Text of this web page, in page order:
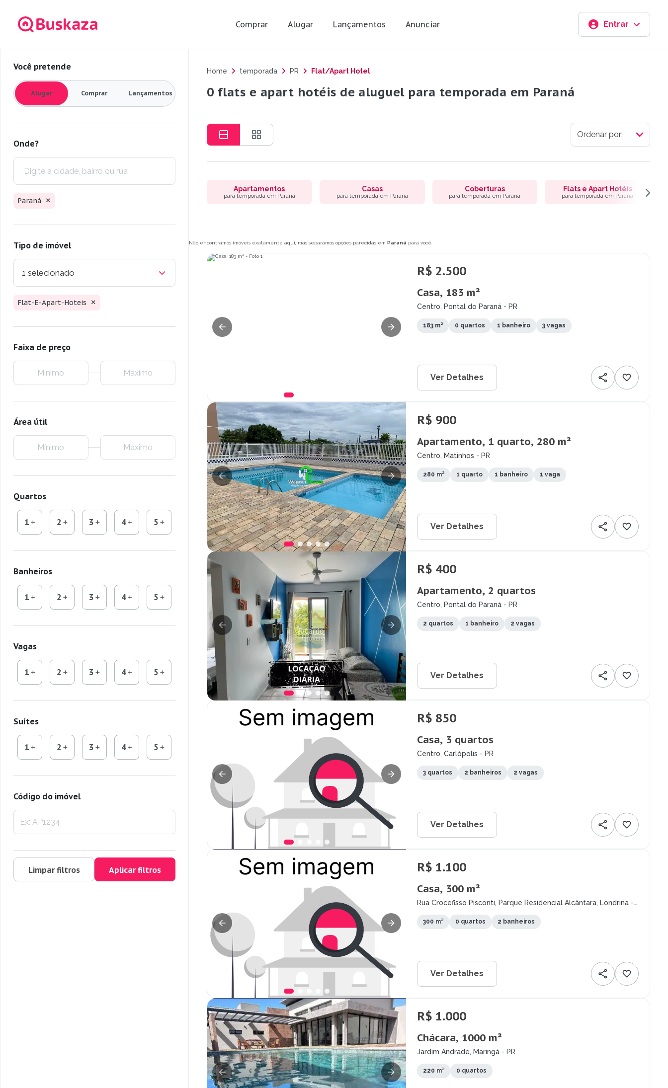
Comprar Alugar Lançamentos Anunciar Entrar
Você pretende
Alugar Comprar Lançamentos
Onde?
Paraná
Tipo de imóvel
1 selecionado
Flat-E-Apart-Hoteis
Faixa de preço
Área útil
Quartos
1 2 3 4 5
Banheiros
1 2 3 4 5
Vagas
1 2 3 4 5
Suítes
1 2 3 4 5
Código do imóvel
Limpar filtros Aplicar filtros
Home temporada PR Flat/Apart Hotel
0 flats e apart hotéis de aluguel para temporada em Paraná
Apartamentos
para temporada em Paraná
Casas
para temporada em Paraná
Coberturas
para temporada em Paraná
Flats e Apart Hotéis
para temporada em Paraná
Não encontramos imóveis exatamente aqui, mas separamos opções parecidas em Paraná para você.
R$ 2.500
Casa, 183 m²
Centro, Pontal do Paraná - PR
183 m² 0 quartos 1 banheiro 3 vagas
Ver Detalhes
R$ 900
Apartamento, 1 quarto, 280 m²
Centro, Matinhos - PR
280 m² 1 quarto 1 banheiro 1 vaga
Ver Detalhes
R$ 400
Apartamento, 2 quartos
Centro, Pontal do Paraná - PR
2 quartos 1 banheiro 2 vagas
Ver Detalhes
R$ 850
Casa, 3 quartos
Centro, Carlópolis - PR
3 quartos 2 banheiros 2 vagas
Ver Detalhes
R$ 1.100
Casa, 300 m²
Rua Crocefisso Pisconti, Parque Residencial Alcântara, Londrina -
300 m² 0 quartos 2 banheiros
Ver Detalhes
R$ 1.000
Chácara, 1000 m²
Jardim Andrade, Maringá - PR
220 m² 0 quartos